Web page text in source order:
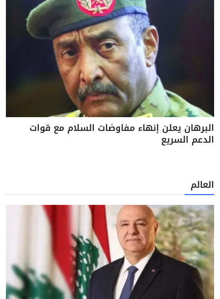
البرهان يعلن إنهاء مفاوضات السلام مع قوات
الدعم السريع
العالم